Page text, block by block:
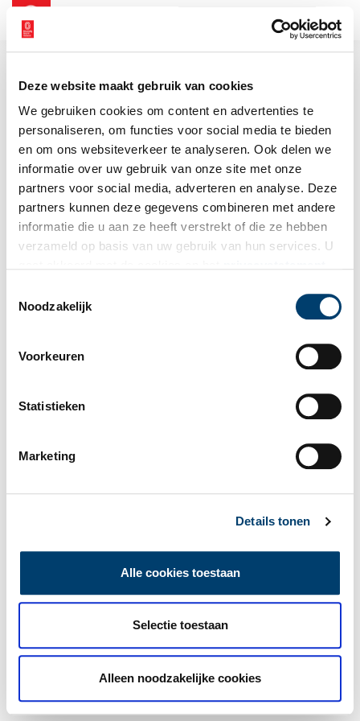
Deze website maakt gebruik van cookies
We gebruiken cookies om content en advertenties te
personaliseren, om functies voor social media te bieden
en om ons websiteverkeer te analyseren. Ook delen we
informatie over uw gebruik van onze site met onze
partners voor social media, adverteren en analyse. Deze
partners kunnen deze gegevens combineren met andere
informatie die u aan ze heeft verstrekt of die ze hebben
verzameld op basis van uw gebruik van hun services. U
Noodzakelijk
Voorkeuren
Statistieken
Marketing
Details tonen
Alle cookies toestaan
Selectie toestaan
Alleen noodzakelijke cookies